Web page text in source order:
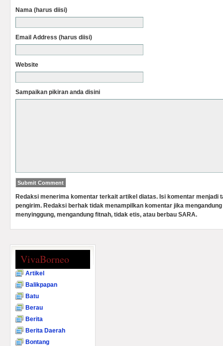
Nama (harus diisi)
Email Address (harus diisi)
Website
Sampaikan pikiran anda disini
Redaksi menerima komentar terkait artikel diatas. Isi komentar menjadi
pengirim. Redaksi berhak tidak menampilkan komentar jika
menyinggung, mengandung fitnah, tidak etis, atau berbau SARA.
VivaBorneo
Artikel
Balikpapan
Batu
Berau
Berita
Berita Daerah
Bontang